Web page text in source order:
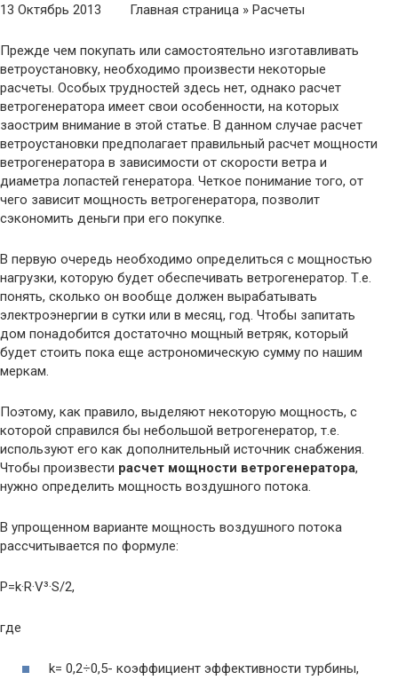
13 Октябрь 2013 Главная страница » Расчеты
Прежде чем покупать или самостоятельно изготавливать
ветроустановку, необходимо произвести некоторые
расчеты. Особых трудностей здесь нет, однако расчет
ветрогенератора имеет свои особенности, на которых
заострим внимание в этой статье. В данном случае расчет
ветроустановки предполагает правильный расчет мощности
ветрогенератора в зависимости от скорости ветра и
диаметра лопастей генератора. Четкое понимание того, от
чего зависит мощность ветрогенератора, позволит
сэкономить деньги при его покупке.
В первую очередь необходимо определиться с мощностью
нагрузки, которую будет обеспечивать ветрогенератор. Т.е.
понять, сколько он вообще должен вырабатывать
электроэнергии в сутки или в месяц, год. Чтобы запитать
дом понадобится достаточно мощный ветряк, который
будет стоить пока еще астрономическую сумму по нашим
меркам.
Поэтому, как правило, выделяют некоторую мощность, с
которой справился бы небольшой ветрогенератор, т.е.
используют его как дополнительный источник снабжения.
Чтобы произвести расчет мощности ветрогенератора,
нужно определить мощность воздушного потока.
В упрощенном варианте мощность воздушного потока
рассчитывается по формуле:
P=k·R·V³·S/2,
где
k= 0,2÷0,5- коэффициент эффективности турбины,